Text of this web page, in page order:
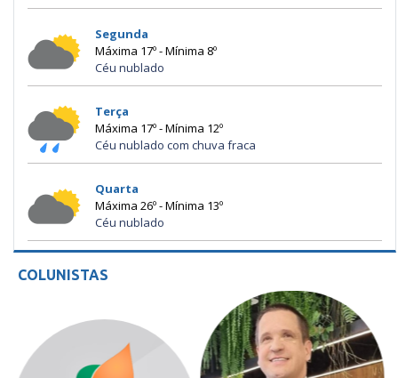
Segunda
Máxima 17º - Mínima 8º
Céu nublado
Terça
Máxima 17º - Mínima 12º
Céu nublado com chuva fraca
Quarta
Máxima 26º - Mínima 13º
Céu nublado
COLUNISTAS